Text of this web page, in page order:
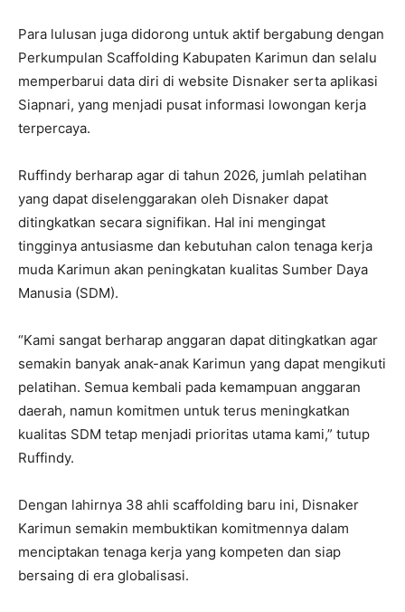
Para lulusan juga didorong untuk aktif bergabung dengan
Perkumpulan Scaffolding Kabupaten Karimun dan selalu
memperbarui data diri di website Disnaker serta aplikasi
Siapnari, yang menjadi pusat informasi lowongan kerja
terpercaya.
Ruffindy berharap agar di tahun 2026, jumlah pelatihan
yang dapat diselenggarakan oleh Disnaker dapat
ditingkatkan secara signifikan. Hal ini mengingat
tingginya antusiasme dan kebutuhan calon tenaga kerja
muda Karimun akan peningkatan kualitas Sumber Daya
Manusia (SDM).
“Kami sangat berharap anggaran dapat ditingkatkan agar
semakin banyak anak-anak Karimun yang dapat mengikuti
pelatihan. Semua kembali pada kemampuan anggaran
daerah, namun komitmen untuk terus meningkatkan
kualitas SDM tetap menjadi prioritas utama kami,” tutup
Ruffindy.
Dengan lahirnya 38 ahli scaffolding baru ini, Disnaker
Karimun semakin membuktikan komitmennya dalam
menciptakan tenaga kerja yang kompeten dan siap
bersaing di era globalisasi.